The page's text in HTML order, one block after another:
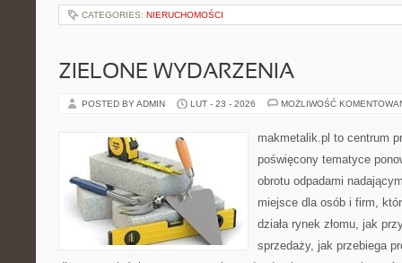
CATEGORIES: NIERUCHOMOŚCI
ZIELONE WYDARZENIA
POSTED BY ADMIN LUT - 23 - 2026 MOŻLIWOŚĆ
makmetalik.pl to centrum
poświęcony tematyce
obrotu odpadami
miejsce dla osób i firm,
działa rynek złomu, jak
sprzedaży, jak przebiega